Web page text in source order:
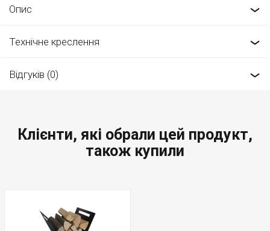
Опис
Технічне креслення
Відгуків (0)
Клієнти, які обрали цей продукт,
також купили